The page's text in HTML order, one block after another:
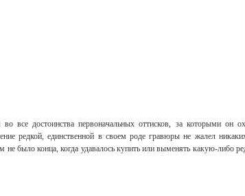
все достоинства первоначальных оттисков, за которыми он
редкой, единственной в своем роде гравюры не жалел
не было конца, когда удавалось купить или выменять какую-либо